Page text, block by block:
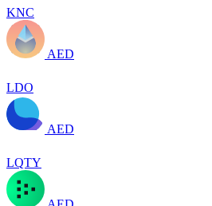
KNC
AED
LDO
AED
LQTY